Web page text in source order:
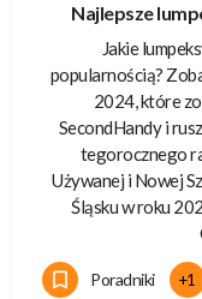
Najlepsze
Jakie
popularnością?
2024, które
SecondHandy i
tegorocznego
Używanej i Nowej
Śląsku w roku
Poradniki +1